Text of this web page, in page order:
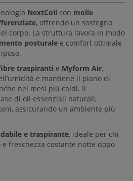
NextCoil con molle
, offrendo un sostegno
corpo. La struttura lavora in modo
posturale e comfort ottimale
traspiranti e Myform Air,
e mantiene il piano di
nei mesi più caldi. Il
di oli essenziali naturali,
assicurando un ambiente più
e traspirante, ideale per chi
freschezza costante notte dopo